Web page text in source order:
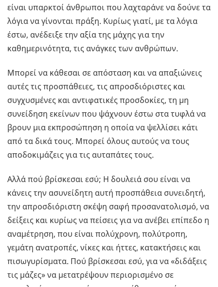
είναι υπαρκτοί άνθρωποι που λαχταράνε να δούνε τα
λόγια να γίνονται πράξη. Κυρίως γιατί, με τα λόγια
έστω, ανέδειξε την αξία της μάχης για την
καθημερινότητα, τις ανάγκες των ανθρώπων.
Μπορεί να κάθεσαι σε απόσταση και να απαξιώνεις
αυτές τις προσπάθειες, τις απροσδιόριστες και
συγχυσμένες και αντιφατικές προσδοκίες, τη μη
συνείδηση εκείνων που ψάχνουν έστω στα τυφλά να
βρουν μια εκπροσώπηση η οποία να ψελλίσει κάτι
από τα δικά τους. Μπορεί όλους αυτούς να τους
αποδοκιμάζεις για τις αυταπάτες τους.
Αλλά πού βρίσκεσαι εσύ; Η δουλειά σου είναι να
κάνεις την ασυνείδητη αυτή προσπάθεια συνειδητή,
την απροσδιόριστη σκέψη σαφή προσανατολισμό, να
δείξεις και κυρίως να πείσεις για να ανέβει επίπεδο η
αναμέτρηση, που είναι πολύχρονη, πολύτροπη,
γεμάτη ανατροπές, νίκες και ήττες, κατακτήσεις και
πισωγυρίσματα. Πού βρίσκεσαι εσύ, για να «διδάξεις
τις μάζες» να μετατρέψουν περιορισμένο σε